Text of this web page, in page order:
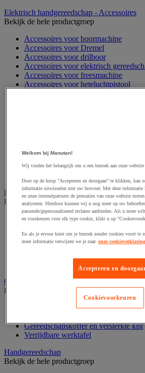
Elektrisch handgereedschap - Accessoires
Bekijk de hele productgroep
Accessoires voor boormachine
Accessoires voor Dremel
Accessoires voor drilboor
Accessoires voor elektrisch
Accessoires voor freesmachine
Accessoires voor heteluchtpistool
Accessoires voor snij-schuurmachine
Accessoires voor spijkermachine
Elektrische toebehoren en verlichting
Bekijk de hele productgroep
Accessoires voor elektrisch
Elektrische kabel
Elektrische uitrusting
Wandcontactdoos en schakelaar
Gereedschap opbergen
Bekijk de hele productgroep
Assortimentsdoos en
Gereedschapskoffer en versterkte kist
Verrijdbare werktafel
Handgereedschap
Bekijk de hele productgroep
Welkom bij Manutan!
Wij vinden het belangrijk om u een bezoek aan onze
Door op de knop "Accepteren en doorgaan" te klikken, kan
informatie uitwisselen met uw browser. Met deze informatie
en onze internetpartners de prestaties van onze website
analyseren. Hierdoor kunnen wij u nog meer op uw
passende/gepersonaliseerd reclame aanbieden. Als u meer
en voorkeuren voor elk type cookie, klikt u op
En als je ervoor kiest om je bezoek zonder cookies voort te
meer informatie verwijzen we je naar onze
Accepteren en
Cookievoorkeuren